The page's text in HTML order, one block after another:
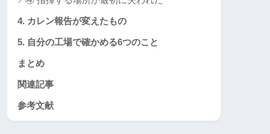
4. カレン報告が変えたもの
5. 自分の工場で確かめる6つのこと
まとめ
関連記事
参考文献